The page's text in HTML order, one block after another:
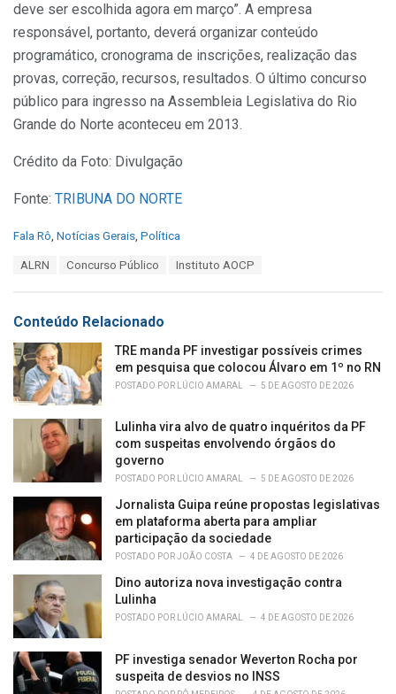
deve ser escolhida agora em março”. A empresa
responsável, portanto, deverá organizar conteúdo
programático, cronograma de inscrições, realização das
provas, correção, recursos, resultados. O último concurso
público para ingresso na Assembleia Legislativa do Rio
Grande do Norte aconteceu em 2013.
Crédito da Foto: Divulgação
Fonte: TRIBUNA DO NORTE
C
o
r
i
e
s
:
Fala Rô, Notícias Gerais, Política
:
ALRN Concurso Público Instituto AOCP
Conteúdo Relacionado
TRE manda PF investigar possíveis crimes
em pesquisa que colocou Álvaro em 1º no RN
POSTADO POR LÚCIO AMARAL 5 DE AGOSTO DE 2026
Lulinha vira alvo de quatro inquéritos da PF
com suspeitas envolvendo órgãos do
governo
POSTADO POR LÚCIO AMARAL 5 DE AGOSTO DE 2026
Jornalista Guipa reúne propostas legislativas
em plataforma aberta para ampliar
participação da sociedade
POSTADO PORJOÃO COSTA 4 DE AGOSTO DE 2026
Dino autoriza nova investigação contra
Lulinha
POSTADO POR LÚCIO AMARAL 4 DE AGOSTO DE 2026
PF investiga senador Weverton Rocha por
suspeita de desvios no INSS